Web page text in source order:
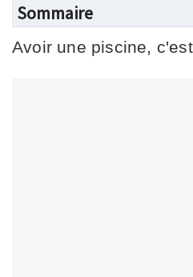
Sommaire
Avoir une piscine,